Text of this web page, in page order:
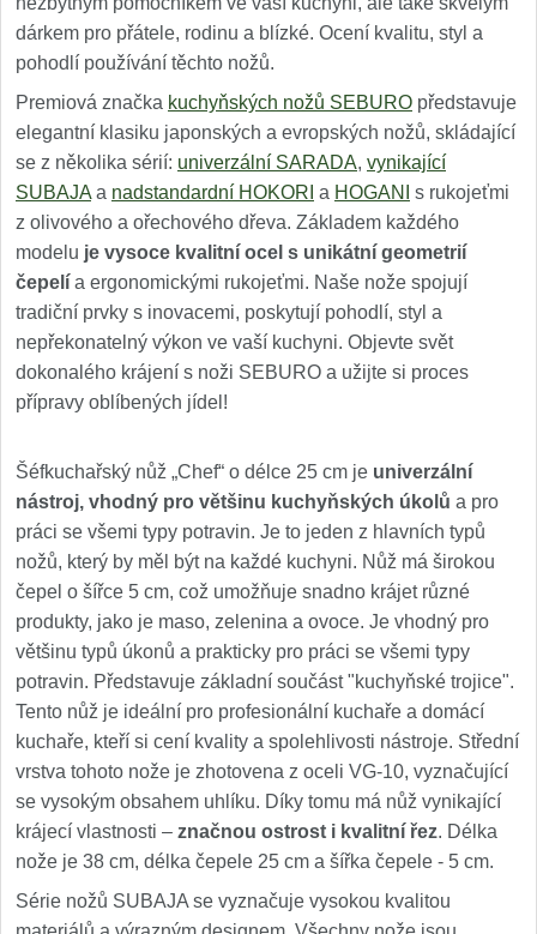
dárkem pro přátele, rodinu a blízké. Ocení kvalitu, styl a
pohodlí používání těchto nožů.
Premiová značka kuchyňských nožů SEBURO představuje
elegantní klasiku japonských a evropských nožů, skládající
se z několika sérií: univerzální SARADA, vynikající
SUBAJA a nadstandardní HOKORI a HOGANI
s rukojeťmi
z olivového a ořechového dřeva. Základem každého
modelu je vysoce kvalitní ocel s unikátní geometrií
čepelí a ergonomickými rukojeťmi. Naše nože spojují
tradiční prvky s inovacemi, poskytují pohodlí, styl a
nepřekonatelný výkon ve vaší kuchyni. Objevte svět
dokonalého krájení s noži SEBURO a užijte si proces
přípravy oblíbených jídel!
Šéfkuchařský nůž „Chef“ o délce 25 cm je univerzální
nástroj, vhodný pro většinu kuchyňských úkolů a pro
práci se všemi typy potravin. Je to jeden z hlavních typů
nožů, který by měl být na každé kuchyni. Nůž má širokou
čepel o šířce 5 cm, což umožňuje snadno krájet různé
produkty, jako je maso, zelenina a ovoce. Je vhodný pro
většinu typů úkonů a prakticky pro práci se všemi typy
potravin. Představuje základní součást "kuchyňské trojice".
Tento nůž je ideální pro profesionální kuchaře a domácí
kuchaře, kteří si cení kvality a spolehlivosti nástroje. Střední
vrstva tohoto nože je zhotovena z oceli VG-10, vyznačující
se vysokým obsahem uhlíku. Díky tomu má nůž vynikající
krájecí vlastnosti – značnou ostrost i kvalitní řez. Délka
nože je 38 cm, délka čepele 25 cm a šířka čepele - 5 cm.
Série nožů SUBAJA se vyznačuje vysokou kvalitou